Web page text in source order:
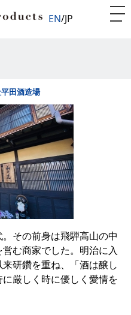
EN JP
田酒造場
その前身は飛騨高山の中
む商家でした。明治に入
研鑽を重ね、「酒は醸し
厳しく時に優しく愛情を